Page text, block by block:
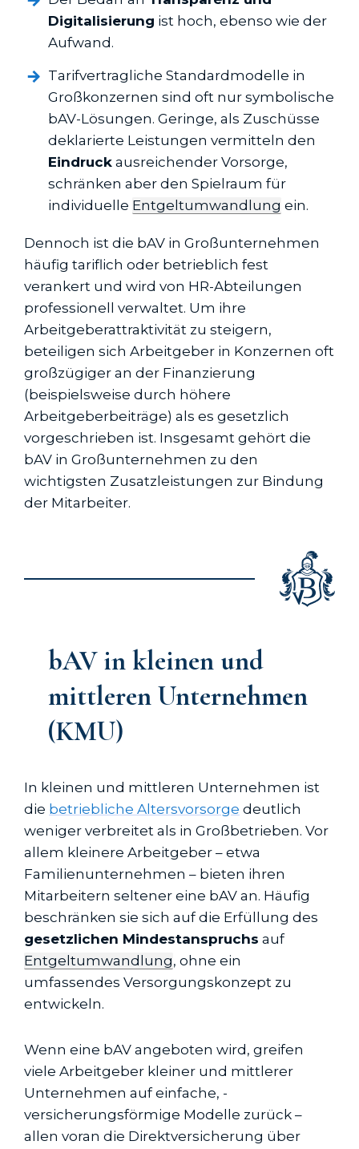
Digitalisierung ist hoch, ebenso wie der
Aufwand.
Tarifvertragliche Standardmodelle in
Großkonzernen sind oft nur symbolische
bAV-Lösungen. Geringe, als Zuschüsse
deklarierte Leistungen vermitteln den
Eindruck ausreichender Vorsorge,
schränken aber den Spielraum für
individuelle Entgeltumwandlung ein.
Dennoch ist die bAV in Großunternehmen
häufig tariflich oder betrieblich fest
verankert und wird von HR-Abteilungen
professionell verwaltet. Um ihre
Arbeitgeberattraktivität zu steigern,
beteiligen sich Arbeitgeber in Konzernen oft
großzügiger an der Finanzierung
(beispielsweise durch höhere
Arbeitgeberbeiträge) als es gesetzlich
vorgeschrieben ist. Insgesamt gehört die
bAV in Großunternehmen zu den
wichtigsten Zusatzleistungen zur Bindung
der Mitarbeiter.
bAV in kleinen und
mittleren Unternehmen
(KMU)
In kleinen und mittleren Unternehmen ist
die betriebliche Altersvorsorge deutlich
weniger verbreitet als in Großbetrieben. Vor
allem kleinere Arbeitgeber – etwa
Familienunternehmen – bieten ihren
Mitarbeitern seltener eine bAV an. Häufig
beschränken sie sich auf die Erfüllung des
gesetzlichen Mindestanspruchs auf
Entgeltumwandlung, ohne ein
umfassendes Versorgungskonzept zu
entwickeln.
Wenn eine bAV angeboten wird, greifen
viele Arbeitgeber kleiner und mittlerer
Unternehmen auf einfache, ­
versicherungsförmige Modelle zurück –
allen voran die Direkt­versicherung über